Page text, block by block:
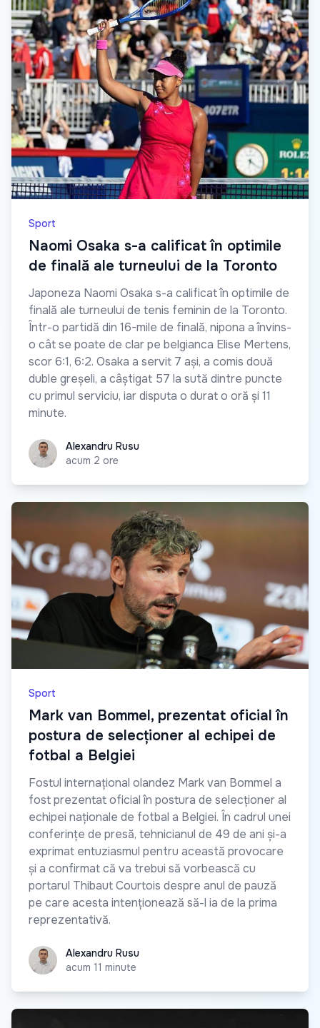
Sport
Naomi Osaka s-a calificat în optimile
de finală ale turneului de la Toronto
Japoneza Naomi Osaka s-a calificat în optimile de
finală ale turneului de tenis feminin de la Toronto.
Într-o partidă din 16-mile de finală, nipona a învins-
o cât se poate de clar pe belgianca Elise Mertens,
scor 6:1, 6:2. Osaka a servit 7 ași, a comis două
duble greșeli, a câștigat 57 la sută dintre puncte
cu primul serviciu, iar disputa o durat o oră și 11
minute.
Alexandru Rusu
Alexandru Rusu
acum 2 ore
Sport
Mark van Bommel, prezentat oficial în
postura de selecționer al echipei de
fotbal a Belgiei
Fostul internațional olandez Mark van Bommel a
fost prezentat oficial în postura de selecționer al
echipei naționale de fotbal a Belgiei. În cadrul unei
conferințe de presă, tehnicianul de 49 de ani și-a
exprimat entuziasmul pentru această provocare
și a confirmat că va trebui să vorbească cu
portarul Thibaut Courtois despre anul de pauză
pe care acesta intenționează să-l ia de la prima
reprezentativă.
Alexandru Rusu
Alexandru Rusu
acum 11 minute